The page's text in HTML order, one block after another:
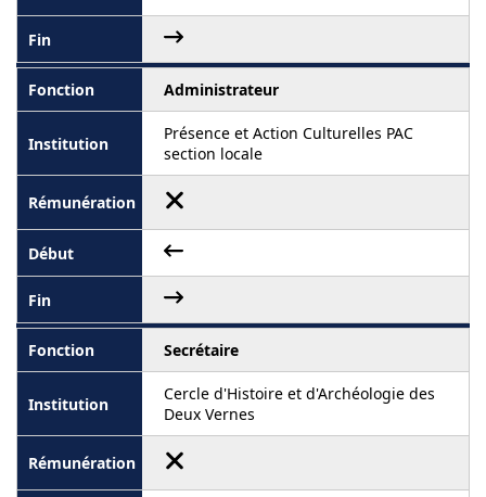
Administrateur
Présence et Action Culturelles PAC
section locale
Secrétaire
Cercle d'Histoire et d'Archéologie des
Deux Vernes